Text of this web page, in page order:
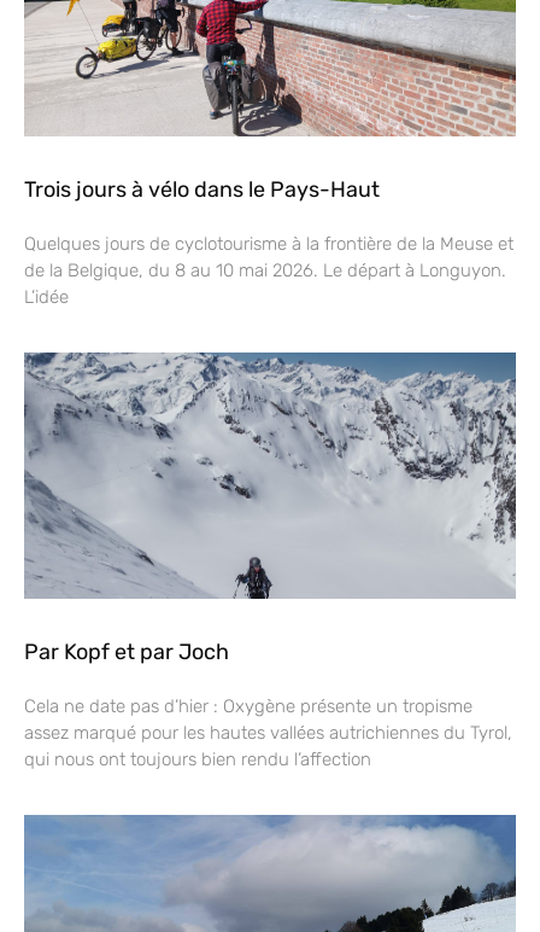
Trois jours à vélo dans le Pays-Haut
Quelques jours de cyclotourisme à la frontière de la Meuse et
de la Belgique, du 8 au 10 mai 2026. Le départ à Longuyon.
L’idée
Par Kopf et par Joch
Cela ne date pas d’hier : Oxygène présente un tropisme
assez marqué pour les hautes vallées autrichiennes du Tyrol,
qui nous ont toujours bien rendu l’affection